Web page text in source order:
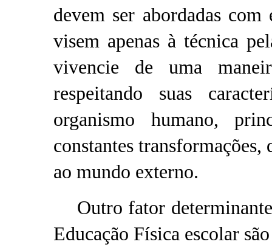
devem ser abordadas com
visem apenas à técnica
vivencie de uma
respeitando suas
organismo humano,
constantes transformações,
ao mundo externo.
Outro fator determinante
Educação Física escolar